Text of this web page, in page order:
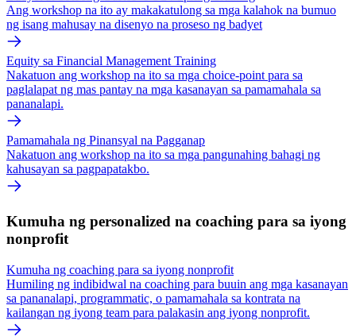
Ang workshop na ito ay makakatulong sa mga kalahok na bumuo
ng isang mahusay na disenyo na proseso ng badyet
Equity sa Financial Management Training
Nakatuon ang workshop na ito sa mga choice-point para sa
paglalapat ng mas pantay na mga kasanayan sa pamamahala sa
pananalapi.
Pamamahala ng Pinansyal na Pagganap
Nakatuon ang workshop na ito sa mga pangunahing bahagi ng
kahusayan sa pagpapatakbo.
Kumuha ng personalized na coaching para sa iyong
nonprofit
Kumuha ng coaching para sa iyong nonprofit
Humiling ng indibidwal na coaching para buuin ang mga kasanayan
sa pananalapi, programmatic, o pamamahala sa kontrata na
kailangan ng iyong team para palakasin ang iyong nonprofit.